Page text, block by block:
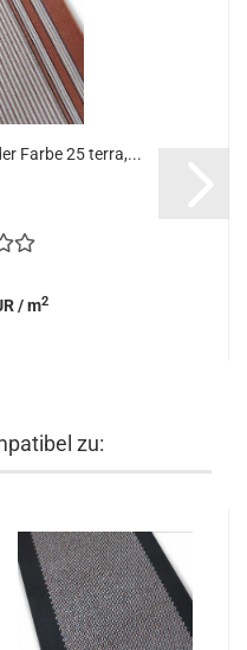
Farbe 25 terra,...
/ m2
zu: